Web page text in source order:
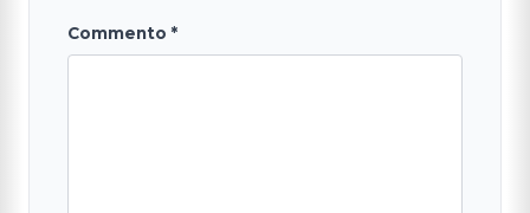
Commento *